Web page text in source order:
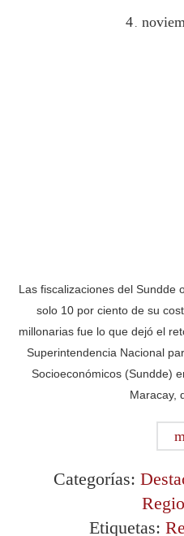
4 .
Las fiscalizaciones del Sundde
solo 10 por ciento de su
millonarias fue lo que dejó el
Superintendencia Nacional
Socioeconómicos (Sundde)
Maracay,
Categorías:
Etiquetas: